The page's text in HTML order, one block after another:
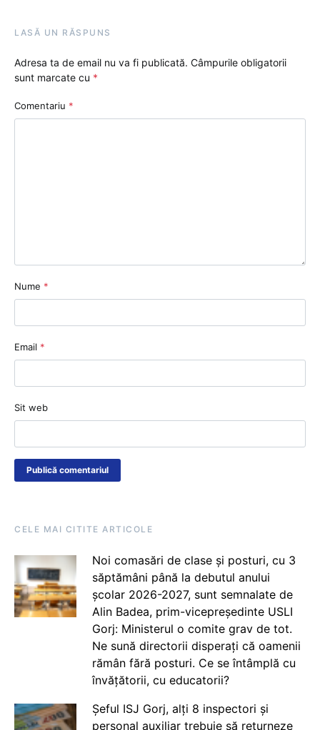
LASĂ UN RĂSPUNS
Adresa ta de email nu va fi publicată. Câmpurile obligatorii
sunt marcate cu *
Comentariu *
Nume *
Email *
Sit web
CELE MAI CITITE ARTICOLE
Noi comasări de clase și posturi, cu 3
săptămâni până la debutul anului
școlar 2026-2027, sunt semnalate de
Alin Badea, prim-vicepreședinte USLI
Gorj: Ministerul o comite grav de tot.
Ne sună directorii disperați că oamenii
rămân fără posturi. Ce se întâmplă cu
învățătorii, cu educatorii?
Șeful ISJ Gorj, alți 8 inspectori și
personal auxiliar trebuie să returneze